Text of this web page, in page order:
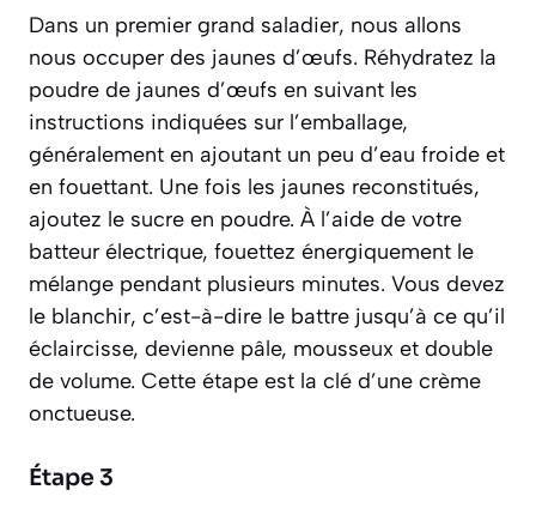
Dans un premier grand saladier, nous allons
nous occuper des jaunes d’œufs. Réhydratez la
poudre de jaunes d’œufs en suivant les
instructions indiquées sur l’emballage,
généralement en ajoutant un peu d’eau froide et
en fouettant. Une fois les jaunes reconstitués,
ajoutez le sucre en poudre. À l’aide de votre
batteur électrique, fouettez énergiquement le
mélange pendant plusieurs minutes. Vous devez
le blanchir, c’est-à-dire le battre jusqu’à ce qu’il
éclaircisse, devienne pâle, mousseux et double
de volume. Cette étape est la clé d’une crème
onctueuse.
Étape 3